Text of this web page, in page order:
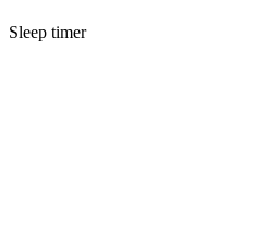
Sleep timer